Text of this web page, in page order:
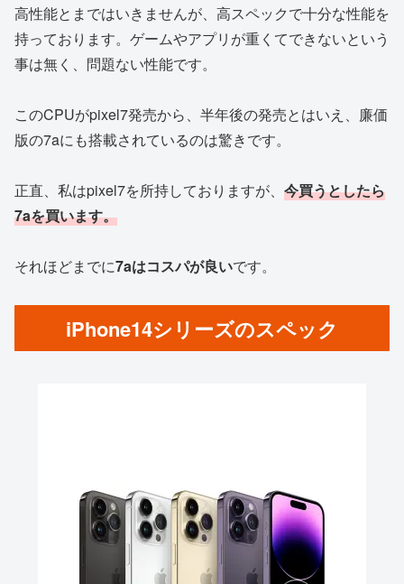
高性能とまではいきませんが、高スペックで十分な性能を
持っております。ゲームやアプリが重くてできないという
事は無く、問題ない性能です。
このCPUがpixel7発売から、半年後の発売とはいえ、廉価
版の7aにも搭載されているのは驚きです。
正直、私はpixel7を所持しておりますが、 今買うとしたら
7aを買います。
それほどまでに7aはコスパが良いです。
iPhone14シリーズのスペック